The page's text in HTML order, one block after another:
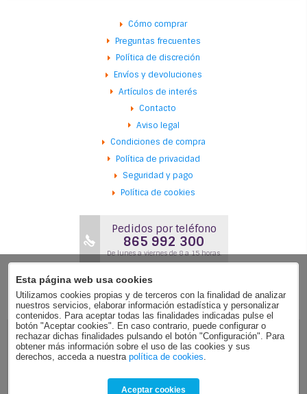
Cómo comprar
Preguntas frecuentes
Política de discreción
Envíos y devoluciones
Artículos de interés
Contacto
Aviso legal
Condiciones de compra
Política de privacidad
Seguridad y pago
Política de cookies
Pedidos por teléfono
865 992 300
De lunes a viernes de 8 a 15 horas.
Sex Shop Online
Tienda Erótica
© 2008-2026 melopasogoma.com v3.0
Esta página web usa cookies
Utilizamos cookies propias y de terceros con la finalidad de analizar
nuestros servicios, elaborar información estadística y personalizar
contenidos. Para aceptar todas las finalidades indicadas pulse el
botón "Aceptar cookies". En caso contrario, puede configurar o
rechazar dichas finalidades pulsando el botón "Configuración". Para
obtener más información sobre el uso de las cookies y sus
derechos, acceda a nuestra política de cookies.
Aceptar cookies